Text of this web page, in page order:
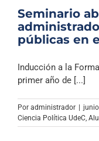
Seminario
públicas en
Inducción a la
primer año de [...]
Por administrador |
Ciencia Política UdeC